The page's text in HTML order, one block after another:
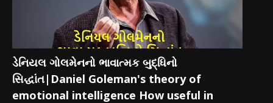
ડેનિયલ ગોલમેનનો ભાવાત્મક બુદ્ધિનો
સિદ્ધાંત|Daniel Goleman's theory of
emotional intelligence How useful in